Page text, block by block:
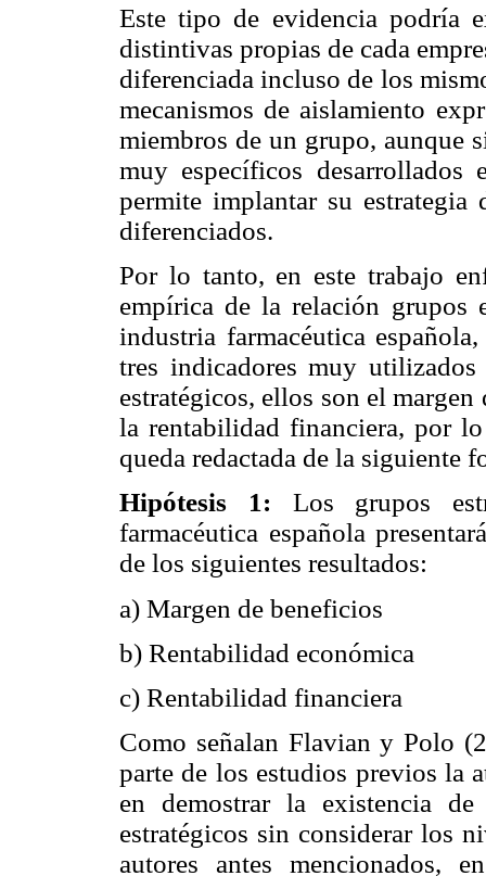
Este tipo de evidencia podría
distintivas propias de cada
diferenciada incluso de los
mecanismos de aislamiento
miembros de un grupo, aunque
muy específicos
permite implantar su
diferenciados.
Por lo tanto, en este trabajo
empírica de la relación grupos
industria farmacéutica
tres indicadores muy
estratégicos, ellos son el
la rentabilidad financiera, por
queda redactada de la siguiente
Hipótesis 1: Los grupos
farmacéutica española
de los siguientes resultados:
a) Margen de beneficios
b) Rentabilidad económica
c) Rentabilidad financiera
Como señalan Flavian y Polo
parte de los estudios previos la
en demostrar la existencia
estratégicos sin considerar los
autores antes mencionados,